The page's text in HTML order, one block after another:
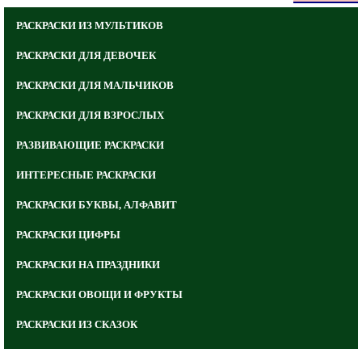
РАСКРАСКИ ИЗ МУЛЬТИКОВ
РАСКРАСКИ ДЛЯ ДЕВОЧЕК
РАСКРАСКИ ДЛЯ МАЛЬЧИКОВ
РАСКРАСКИ ДЛЯ ВЗРОСЛЫХ
РАЗВИВАЮЩИЕ РАСКРАСКИ
ИНТЕРЕСНЫЕ РАСКРАСКИ
РАСКРАСКИ БУКВЫ, АЛФАВИТ
РАСКРАСКИ ЦИФРЫ
РАСКРАСКИ НА ПРАЗДНИКИ
РАСКРАСКИ ОВОЩИ И ФРУКТЫ
РАСКРАСКИ ИЗ СКАЗОК